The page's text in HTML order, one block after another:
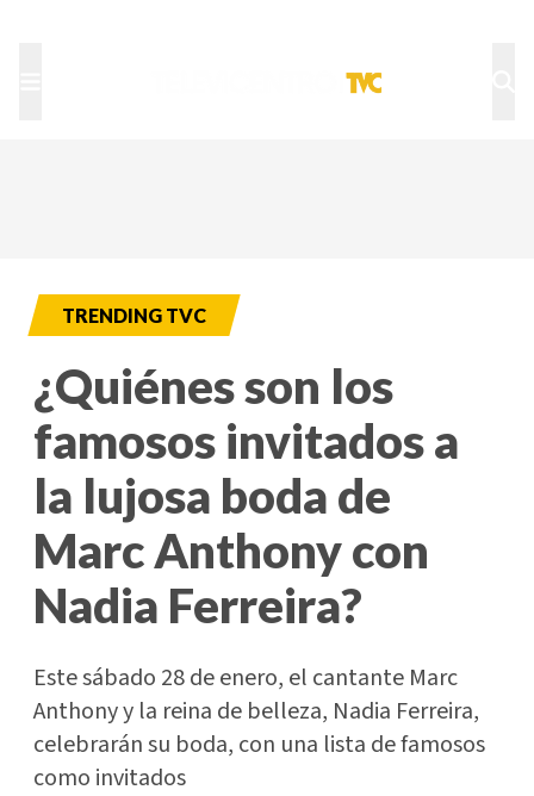
TRENDING TVC
¿Quiénes son los
famosos invitados a
la lujosa boda de
Marc Anthony con
Nadia Ferreira?
Este sábado 28 de enero, el cantante Marc
Anthony y la reina de belleza, Nadia Ferreira,
celebrarán su boda, con una lista de famosos
como invitados